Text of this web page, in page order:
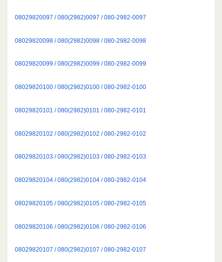
08029820097 / 080(2982)0097 / 080-2982-0097
08029820098 / 080(2982)0098 / 080-2982-0098
08029820099 / 080(2982)0099 / 080-2982-0099
08029820100 / 080(2982)0100 / 080-2982-0100
08029820101 / 080(2982)0101 / 080-2982-0101
08029820102 / 080(2982)0102 / 080-2982-0102
08029820103 / 080(2982)0103 / 080-2982-0103
08029820104 / 080(2982)0104 / 080-2982-0104
08029820105 / 080(2982)0105 / 080-2982-0105
08029820106 / 080(2982)0106 / 080-2982-0106
08029820107 / 080(2982)0107 / 080-2982-0107